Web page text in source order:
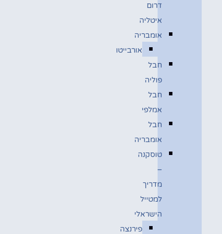
דרום
איטליה
אומבריה
אורבייטו
חבל
פוליה
חבל
אמלפי
חבל
אומבריה
טוסקנה
–
מדריך
למטייל
הישראלי
פירנצה